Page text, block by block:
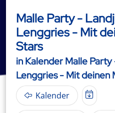
Malle Party -
Lenggries - Mit
Stars
in Kalender Malle
Lenggries - Mit deinen
Kalender